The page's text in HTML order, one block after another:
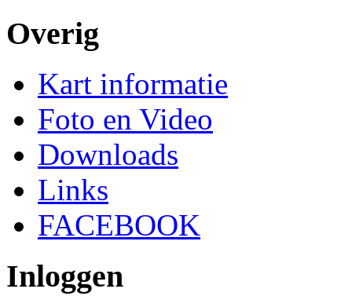
Overig
Kart informatie
Foto en Video
Downloads
Links
FACEBOOK
Inloggen